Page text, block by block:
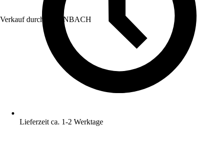
Verkauf durch: HORNBACH
Lieferzeit ca. 1-2 Werktage